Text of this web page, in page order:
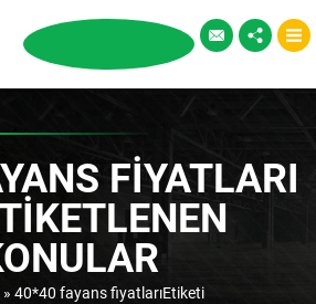
FIYATLARI
» 40*40 fayans fiyatlarıEtiketi